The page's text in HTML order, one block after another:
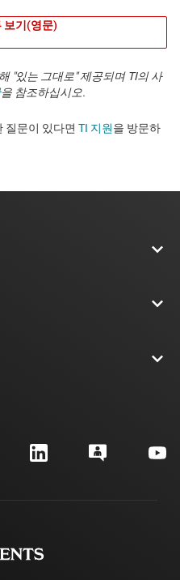
보기(영문)
"있는 그대로" 제공되며 TI의 사
을 참조하십시오.
질문이 있다면 TI 지원을 방문하